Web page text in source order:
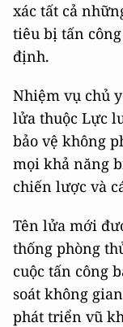
xác tất cả
tiêu bị tấn
định.
Nhiệm vụ chủ
lửa thuộc Lực
bảo vệ không
mọi khả năng
chiến lược và
Tên lửa mới
thống phòng
cuộc tấn công
soát không
phát triển vũ